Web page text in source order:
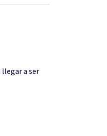
a ser